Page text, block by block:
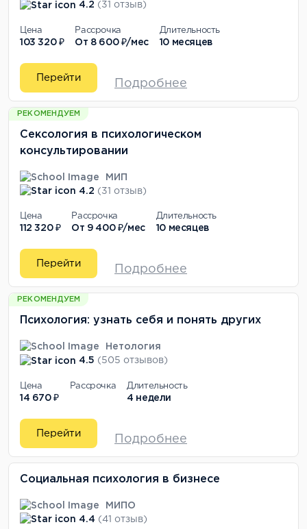
4.2 (31 отзыв)
Цена
103 320 ₽
Рассрочка
От 8 600 ₽/мес
Длительность
10 месяцев
Перейти
Подробнее
РЕКОМЕНДУЕМ
Сексология в психологическом
консультировании
МИП
4.2 (31 отзыв)
Цена
112 320 ₽
Рассрочка
От 9 400 ₽/мес
Длительность
10 месяцев
Перейти
Подробнее
РЕКОМЕНДУЕМ
Психология: узнать себя и понять других
Нетология
4.5 (505 отзывов)
Цена
14 670 ₽
Рассрочка Длительность
4 недели
Перейти
Подробнее
Социальная психология в бизнесе
МИПО
4.4 (41 отзыв)